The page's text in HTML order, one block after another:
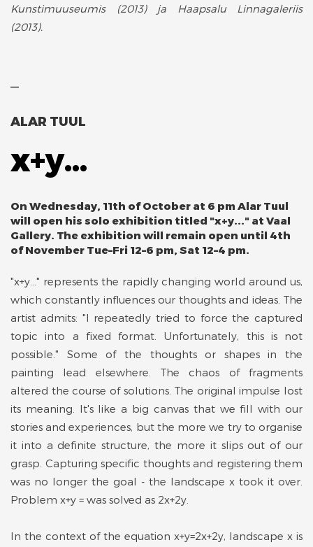
Kunstimuuseumis (2013) ja Haapsalu Linnagaleriis
(2013).
––
ALAR TUUL
x+y...
On Wednesday, 11th of October at 6 pm Alar Tuul
will open his solo exhibition titled "x+y..." at Vaal
Gallery. The exhibition will remain open until 4th
of November Tue–Fri 12–6 pm, Sat 12–4 pm.
"x+y..." represents the rapidly changing world around us,
which constantly influences our thoughts and ideas. The
artist admits: "I repeatedly tried to force the captured
topic into a fixed format. Unfortunately, this is not
possible." Some of the thoughts or shapes in the
painting lead elsewhere. The chaos of fragments
altered the course of solutions. The original impulse lost
its meaning. It's like a big canvas that we fill with our
stories and experiences, but the more we try to organise
it into a definite structure, the more it slips out of our
grasp. Capturing specific thoughts and registering them
was no longer the goal - the landscape x took it over.
Problem x+y = was solved as 2x+2y.
In the context of the equation x+y=2x+2y, landscape x is